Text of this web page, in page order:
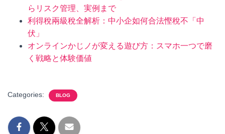
らリスク管理、実例まで
利得稅兩級稅全解析：中小企如何合法慳稅不「中
伏」
オンラインかじノが変える遊び方：スマホ一つで磨
く戦略と体験価値
Categories: BLOG